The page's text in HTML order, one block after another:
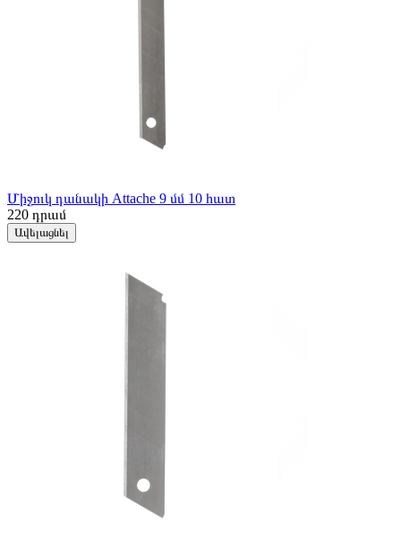
Միջուկ դանակի Attache 9 մմ 10 հատ
220 դրամ
Ավելացնել